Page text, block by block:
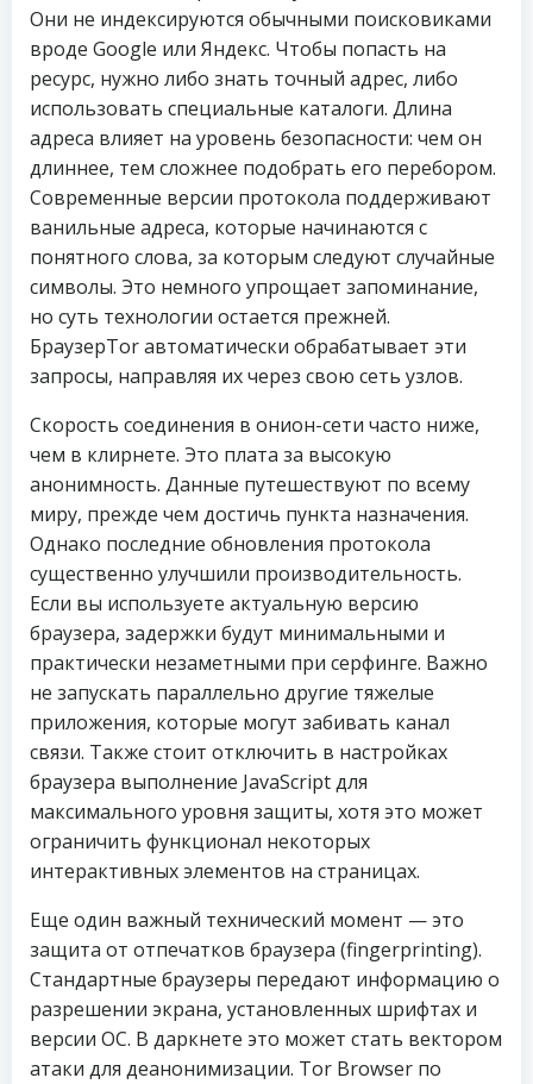
Они не индексируются обычными поисковиками
вроде Google или Яндекс. Чтобы попасть на
ресурс, нужно либо знать точный адрес, либо
использовать специальные каталоги. Длина
адреса влияет на уровень безопасности: чем он
длиннее, тем сложнее подобрать его перебором.
Современные версии протокола поддерживают
ванильные адреса, которые начинаются с
понятного слова, за которым следуют случайные
символы. Это немного упрощает запоминание,
но суть технологии остается прежней.
БраузерTor автоматически обрабатывает эти
запросы, направляя их через свою сеть узлов.
Скорость соединения в онион-сети часто ниже,
чем в клирнете. Это плата за высокую
анонимность. Данные путешествуют по всему
миру, прежде чем достичь пункта назначения.
Однако последние обновления протокола
существенно улучшили производительность.
Если вы используете актуальную версию
браузера, задержки будут минимальными и
практически незаметными при серфинге. Важно
не запускать параллельно другие тяжелые
приложения, которые могут забивать канал
связи. Также стоит отключить в настройках
браузера выполнение JavaScript для
максимального уровня защиты, хотя это может
ограничить функционал некоторых
интерактивных элементов на страницах.
Еще один важный технический момент — это
защита от отпечатков браузера (fingerprinting).
Стандартные браузеры передают информацию о
разрешении экрана, установленных шрифтах и
версии ОС. В даркнете это может стать вектором
атаки для деанонимизации. Tor Browser по